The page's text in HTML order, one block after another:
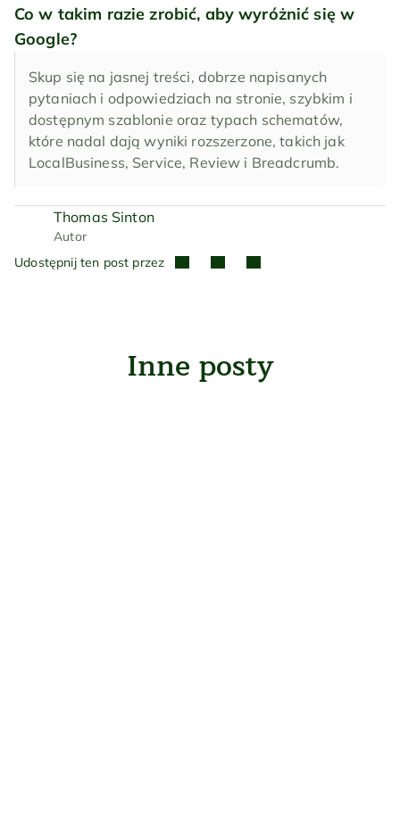
Co w takim razie zrobić, aby wyróżnić się w
Google?
Skup się na jasnej treści, dobrze napisanych
pytaniach i odpowiedziach na stronie, szybkim i
dostępnym szablonie oraz typach schematów,
które nadal dają wyniki rozszerzone, takich jak
LocalBusiness, Service, Review i Breadcrumb.
Thomas Sinton
Autor
Udostępnij ten post przez
Inne posty